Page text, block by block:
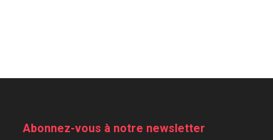
Abonnez-vous à notre newsletter